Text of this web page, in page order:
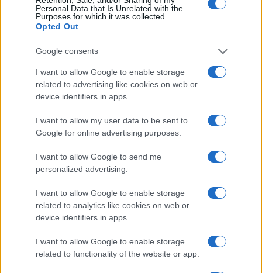
Personal Data that Is Unrelated with the
Purposes for which it was collected.
Opted Out
Google consents
I want to allow Google to enable storage
related to advertising like cookies on web or
device identifiers in apps.
I want to allow my user data to be sent to
Google for online advertising purposes.
I want to allow Google to send me
personalized advertising.
I want to allow Google to enable storage
related to analytics like cookies on web or
device identifiers in apps.
I want to allow Google to enable storage
related to functionality of the website or app.
TOR BELLA MONACA – Lo spaccio continua anche col
Tor Bella Monaca e Tor Vergata: blitz di arresti e
sequestri di droga nelle ultime 48 ore